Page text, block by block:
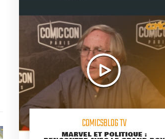
COMICSBLOG TV
MARVEL ET POLITIQUE :